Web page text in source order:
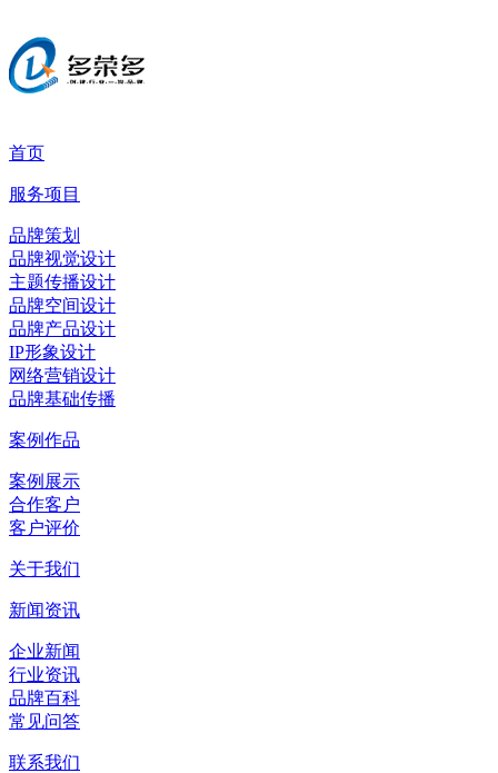
首页
服务项目
品牌策划
品牌视觉设计
主题传播设计
品牌空间设计
品牌产品设计
IP形象设计
网络营销设计
品牌基础传播
案例作品
案例展示
合作客户
客户评价
关于我们
新闻资讯
企业新闻
行业资讯
品牌百科
常见问答
联系我们